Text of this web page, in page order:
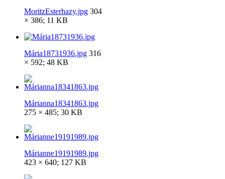
MoritzEsterhazy.jpg 304
× 386; 11 KB
Mária18731936.jpg 316
× 592; 48 KB
Márianna18341863.jpg
275 × 485; 30 KB
Márianne19191989.jpg
423 × 640; 127 KB